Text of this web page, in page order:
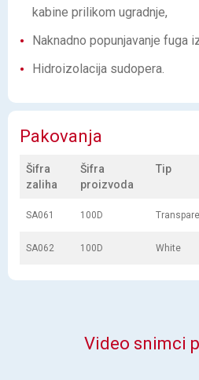
kabine prilikom ugradnje,
Naknadno popunjavanje fuga
Hidroizolacija sudopera.
Pakovanja
Šifra
zaliha
Šifra
proizvoda
Tip
SA061 100D
SA062 100D White
Video snimci